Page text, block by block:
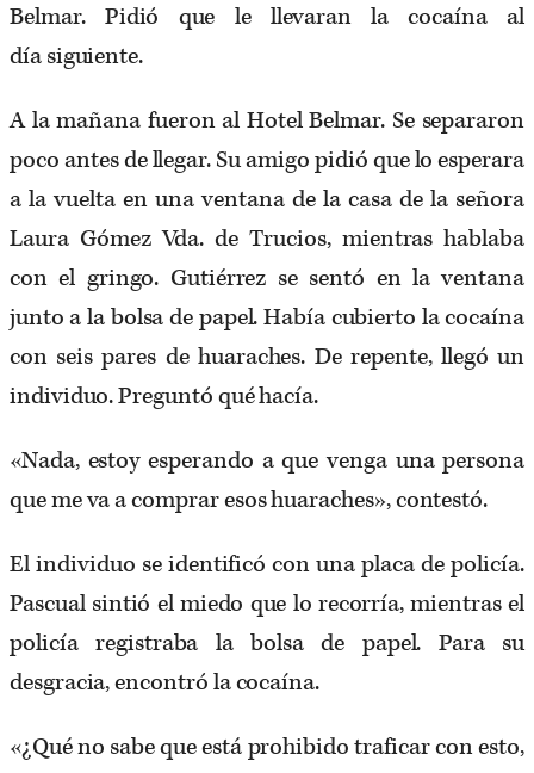
Belmar. Pidió que le llevaran la cocaína al
día siguiente.
A la mañana fueron al Hotel Belmar. Se separaron
poco antes de llegar. Su amigo pidió que lo esperara
a la vuelta en una ventana de la casa de la señora
Laura Gómez Vda. de Trucios, mientras hablaba
con el gringo. Gutiérrez se sentó en la ventana
junto a la bolsa de papel. Había cubierto la cocaína
con seis pares de huaraches. De repente, llegó un
individuo. Preguntó qué hacía.
«Nada, estoy esperando a que venga una persona
que me va a comprar esos huaraches», contestó.
El individuo se identificó con una placa de policía.
Pascual sintió el miedo que lo recorría, mientras el
policía registraba la bolsa de papel. Para su
desgracia, encontró la cocaína.
«¿Qué no sabe que está prohibido traficar con esto,